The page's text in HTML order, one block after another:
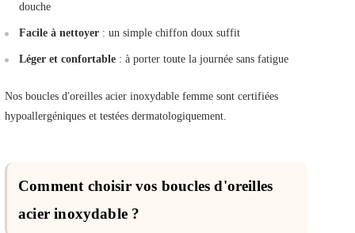
douche
Facile à nettoyer : un simple chiffon doux suffit
Léger et confortable : à porter toute la journée sans fatigue
Nos boucles d'oreilles acier inoxydable femme sont certifiées
hypoallergéniques et testées dermatologiquement.
Comment choisir vos boucles d'oreilles
acier inoxydable ?